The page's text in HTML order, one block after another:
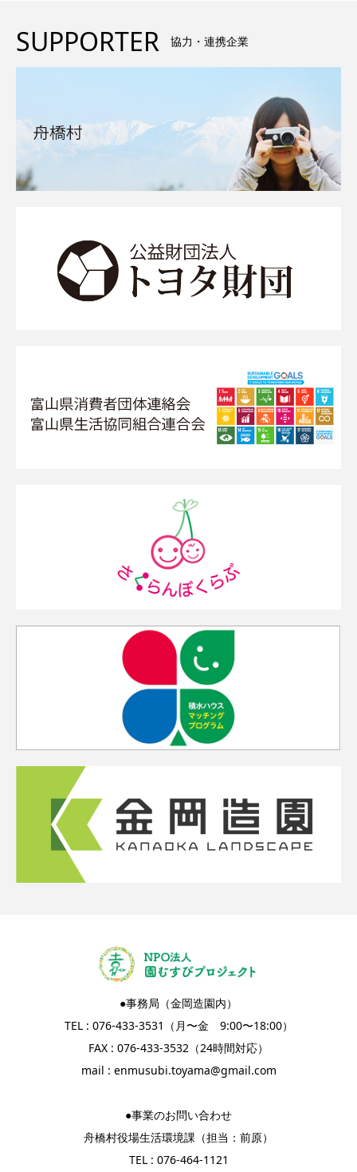
SUPPORTER 協力・連携企業
●事務局（金岡造園内）
TEL : 076-433-3531（月〜金 9:00〜18:00）
FAX : 076-433-3532（24時間対応）
mail : enmusubi.toyama@gmail.com
●事業のお問い合わせ
舟橋村役場生活環境課（担当：前原）
TEL : 076-464-1121